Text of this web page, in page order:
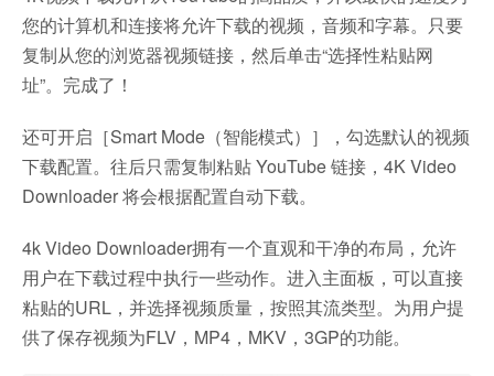
您的计算机和连接将允许下载的视频，音频和字幕。只要
复制从您的浏览器视频链接，然后单击“选择性粘贴网
址”。完成了！
还可开启［Smart Mode（智能模式）］，勾选默认的视频
下载配置。往后只需复制粘贴 YouTube 链接，4K Video
Downloader 将会根据配置自动下载。
4k Video Downloader拥有一个直观和干净的布局，允许
用户在下载过程中执行一些动作。进入主面板，可以直接
粘贴的URL，并选择视频质量，按照其流类型。为用户提
供了保存视频为FLV，MP4，MKV，3GP的功能。